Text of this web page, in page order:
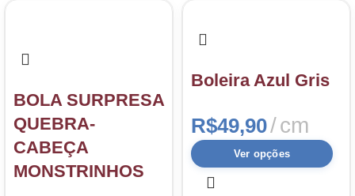
BOLA SURPRESA
QUEBRA-
CABEÇA
MONSTRINHOS
Boleira Azul Gris
R$49,90 cm
Ver opções